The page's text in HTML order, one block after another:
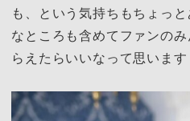
も、という気持ちもちょっ
なところも含めてファンの
らえたらいいなって思います